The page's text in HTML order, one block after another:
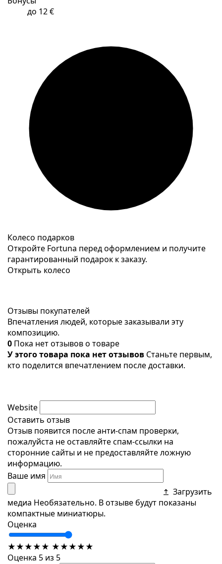
до 12 €
Колесо подарков
Откройте Fortuna перед оформлением и получите
гарантированный подарок к заказу.
Открыть колесо
Отзывы покупателей
Впечатления людей, которые заказывали эту
композицию.
0 Пока нет отзывов о товаре
У этого товара пока нет отзывов Станьте первым,
кто поделится впечатлением после доставки.
Website
Оставить отзыв
Отзыв появится после анти-спам проверки,
пожалуйста не оставляйте спам-ссылки на
сторонние сайты и не предоставляйте ложную
информацию.
Ваше имя
Загрузить
медиа Необязательно. В отзыве будут показаны
компактные миниатюры.
Оценка
★★★★★ ★★★★★
Оценка 5 из 5